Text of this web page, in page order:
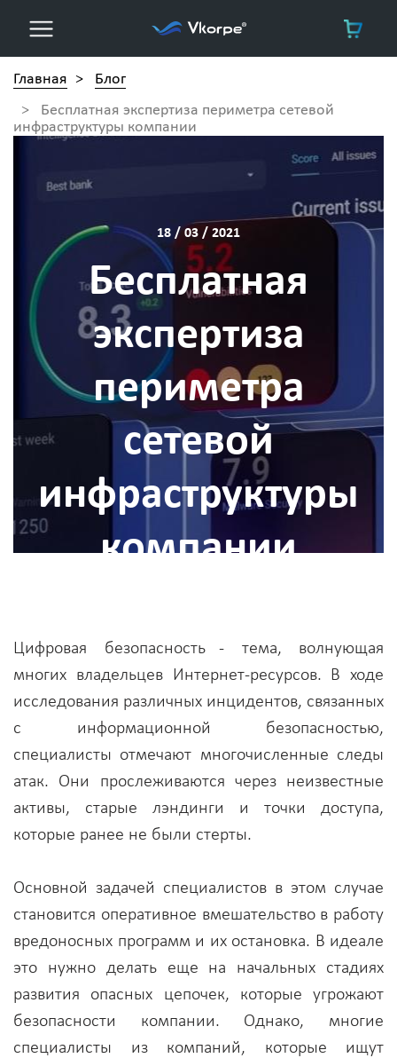
Главная >
Блог
>
Бесплатная экспертиза периметра сетевой
инфраструктуры компании
18 / 03 / 2021
Бесплатная
экспертиза
периметра
сетевой
инфраструктуры
компании
Цифровая безопасность - тема, волнующая
многих владельцев Интернет-ресурсов. В ходе
исследования различных инцидентов, связанных
с информационной безопасностью,
специалисты отмечают многочисленные следы
атак. Они прослеживаются через неизвестные
активы, старые лэндинги и точки доступа,
которые ранее не были стерты.
Основной задачей специалистов в этом случае
становится оперативное вмешательство в работу
вредоносных программ и их остановка. В идеале
это нужно делать еще на начальных стадиях
развития опасных цепочек, которые угрожают
безопасности компании. Однако, многие
специалисты из компаний, которые ищут